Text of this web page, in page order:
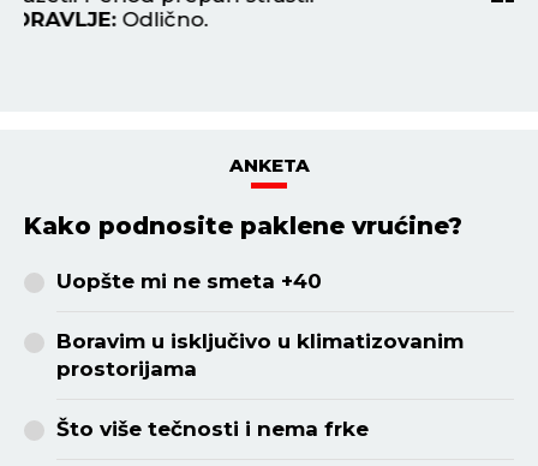
ANKETA
Kako podnosite paklene vrućine?
Uopšte mi ne smeta +40
Boravim u isključivo u klimatizovanim
prostorijama
Što više tečnosti i nema frke